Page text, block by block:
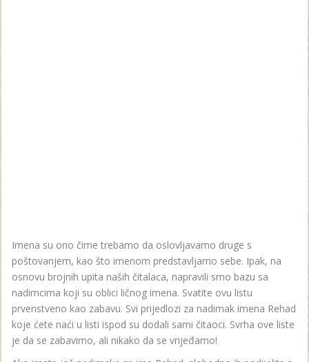
Imena su ono čime trebamo da oslovljavamo druge s
poštovanjem, kao što imenom predstavljamo sebe. Ipak, na
osnovu brojnih upita naših čitalaca, napravili smo bazu sa
nadimcima koji su oblici ličnog imena. Svatite ovu listu
prvenstveno kao zabavu. Svi prijedlozi za nadimak imena Rehad
koje ćete naći u listi ispod su dodali sami čitaoci. Svrha ove liste
je da se zabavimo, ali nikako da se vrijeđamo!